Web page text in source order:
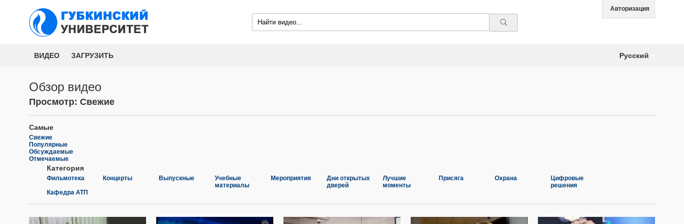
Авторизация
ВИДЕО ЗАГРУЗИТЬ Русский
Обзор видео
Просмотр: Свежие
Самые
Свежие
Популярные
Обсуждаемые
Отмечаемые
Категория
Фильмотека Концерты Выпускные
Учебные
материалы
Мероприятия
Дни открытых
дверей
Лучшие
моменты
Присяга Охрана
Цифровые
решения
Кафедра АТП